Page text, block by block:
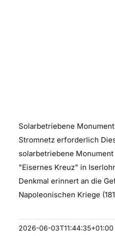
Solarbetriebene
Stromnetz erforderlich
solarbetriebene
"Eisernes Kreuz" in
Denkmal erinnert an die
Napoleonischen Kriege
2026-06-03T11:44:35+01:00